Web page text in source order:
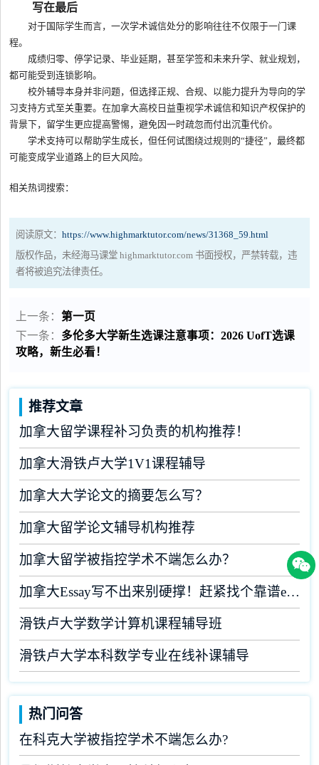
写在最后
对于国际学生而言，一次学术诚信处分的影响往往不仅限于一门课
程。
成绩归零、停学记录、毕业延期，甚至学签和未来升学、就业规划，
都可能受到连锁影响。
校外辅导本身并非问题，但选择正规、合规、以能力提升为导向的学
习支持方式至关重要。在加拿大高校日益重视学术诚信和知识产权保护的
背景下，留学生更应提高警惕，避免因一时疏忽而付出沉重代价。
学术支持可以帮助学生成长，但任何试图绕过规则的“捷径”，最终都
可能变成学业道路上的巨大风险。
相关热词搜索：
阅读原文：https://www.highmarktutor.com/news/31368_59.html
版权作品，未经海马课堂 highmarktutor.com 书面授权，严禁转载，违
者将被追究法律责任。
上一条：第一页
下一条： 多伦多大学新生选课注意事项：2026 UofT选课
攻略，新生必看！
推荐文章
加拿大留学课程补习负责的机构推荐！
加拿大滑铁卢大学1V1课程辅导
加拿大大学论文的摘要怎么写？
加拿大留学论文辅导机构推荐
加拿大留学被指控学术不端怎么办？
加拿大Essay写不出来别硬撑！赶紧找个靠谱essay机构
滑铁卢大学数学计算机课程辅导班
滑铁卢大学本科数学专业在线补课辅导
热门问答
在科克大学被指控学术不端怎么办?